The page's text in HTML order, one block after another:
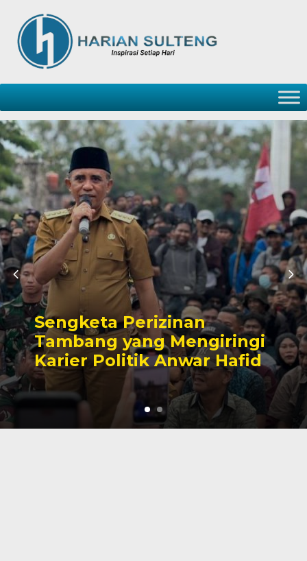
Sengketa Perizinan
Tambang yang Mengiringi
Karier Politik Anwar Hafid